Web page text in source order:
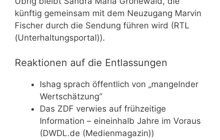
künftig gemeinsam mit dem Neuzugang Marvin
Fischer durch die Sendung führen wird (RTL
(Unterhaltungsportal)).
Reaktionen auf die Entlassungen
Ishag sprach öffentlich von „mangelnder
Wertschätzung“
Das ZDF verwies auf frühzeitige
Information – eineinhalb Jahre im Voraus
(DWDL.de (Medienmagazin))